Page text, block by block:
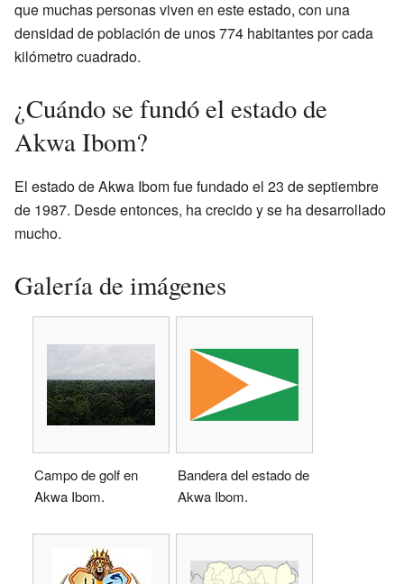
que muchas personas viven en este estado, con una
densidad de población de unos 774 habitantes por cada
kilómetro cuadrado.
¿Cuándo se fundó el estado de
Akwa Ibom?
El estado de Akwa Ibom fue fundado el 23 de septiembre
de 1987. Desde entonces, ha crecido y se ha desarrollado
mucho.
Galería de imágenes
Campo de golf en
Akwa Ibom.
Bandera del estado de
Akwa Ibom.